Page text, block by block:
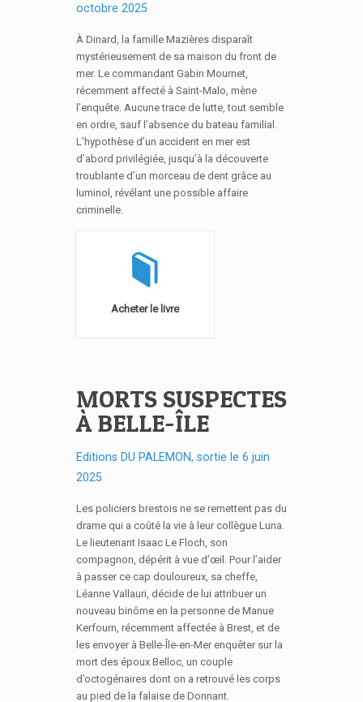
octobre 2025
À Dinard, la famille Mazières disparaît
mystérieusement de sa maison du front de
mer. Le commandant Gabin Mournet,
récemment affecté à Saint-Malo, mène
l’enquête. Aucune trace de lutte, tout semble
en ordre, sauf l’absence du bateau familial.
L’hypothèse d’un accident en mer est
d’abord privilégiée, jusqu’à la découverte
troublante d’un morceau de dent grâce au
luminol, révélant une possible affaire
criminelle.
Acheter le livre
MORTS SUSPECTES
À BELLE-ÎLE
Editions DU PALEMON, sortie le 6 juin
2025
Les policiers brestois ne se remettent pas du
drame qui a coûté la vie à leur collègue Luna.
Le lieutenant Isaac Le Floch, son
compagnon, dépérit à vue d’œil. Pour l’aider
à passer ce cap douloureux, sa cheffe,
Léanne Vallauri, décide de lui attribuer un
nouveau binôme en la personne de Manue
Kerfourn, récemment affectée à Brest, et de
les envoyer à Belle-Île-en-Mer enquêter sur la
mort des époux Belloc, un couple
d’octogénaires dont on a retrouvé les corps
au pied de la falaise de Donnant.